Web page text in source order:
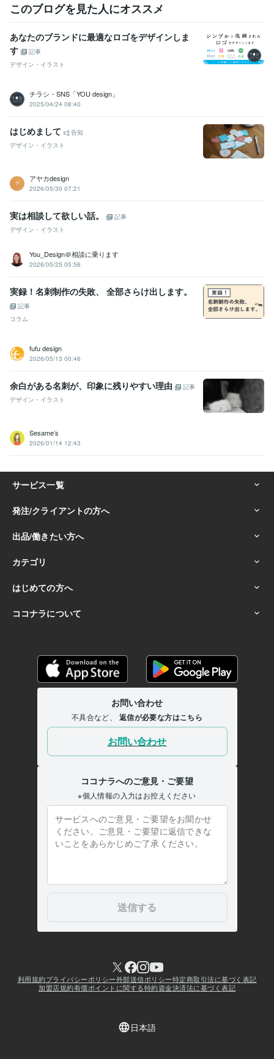
このブログを見た人にオススメ
あなたのブランドに最適なロゴをデザインしま
す
記事
デザイン・イラスト
チラシ・SNS「YOU design」
2025/04/24 08:40
はじめまして
告知
デザイン・イラスト
アヤカdesign
2026/05/30 07:21
実は相談して欲しい話。
記事
デザイン・イラスト
You_Design＠相談に乗ります
2026/05/25 05:56
実録！名刺制作の失敗、 全部さらけ出します。
記事
コラム
fufu design
2026/05/13 00:46
余白がある名刺が、印象に残りやすい理由
記事
デザイン・イラスト
Sesame’s
2026/01/14 12:43